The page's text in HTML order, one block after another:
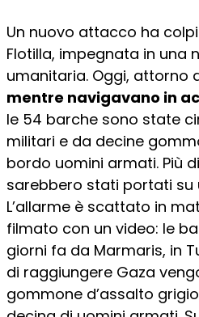
Un nuovo attacco ha
Flotilla, impegnata in una
umanitaria. Oggi, attorno
mentre navigavano in
le 54 barche sono state
militari e da decine
bordo uomini armati. Più
sarebbero stati portati su
L’allarme è scattato in
filmato con un video: le
giorni fa da Marmaris, in
di raggiungere Gaza
gommone d’assalto